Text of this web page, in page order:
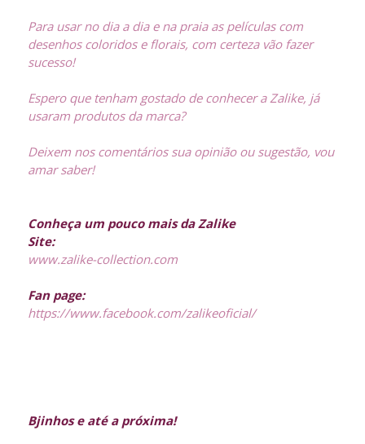
Para usar no dia a dia e na praia as películas com
desenhos coloridos e florais, com certeza vão fazer
sucesso!
Espero que tenham gostado de conhecer a Zalike, já
usaram produtos da marca?
Deixem nos comentários sua opinião ou sugestão, vou
amar saber!
Conheça um pouco mais da Zalike
Site:
www.zalike-collection.com
Fan page:
https://www.facebook.com/zalikeoficial/
Bjinhos e até a próxima!